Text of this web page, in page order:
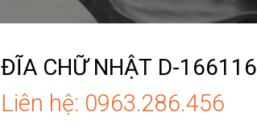
ĐĨA CHỮ NHẬT D-166116
Liên hệ: 0963.286.456